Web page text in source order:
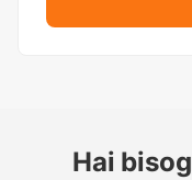
Hai